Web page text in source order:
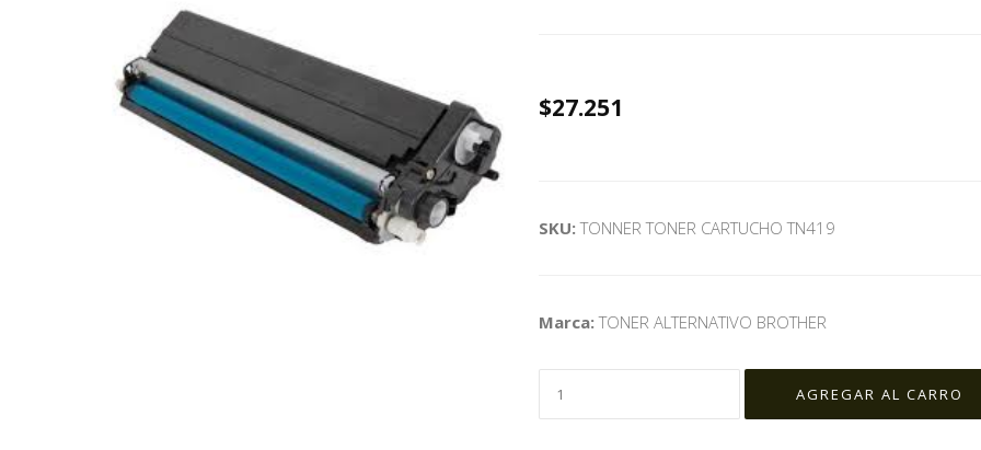
$27.251
SKU:TONNER TONER CARTUCHO TN419
Marca:TONER ALTERNATIVO BROTHER